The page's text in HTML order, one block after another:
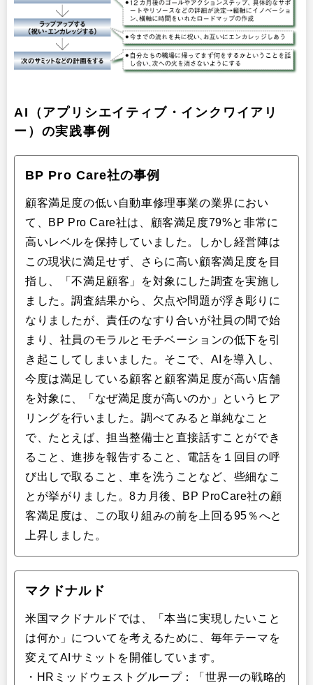
AI（アプリシエイティブ・インクワイアリ
ー）の実践事例
BP Pro Care社の事例
顧客満足度の低い自動車修理事業の業界におい
て、BP Pro Care社は、顧客満足度79%と非常に
高いレベルを保持していました。しかし経営陣は
この現状に満足せず、さらに高い顧客満足度を目
指し、「不満足顧客」を対象にした調査を実施し
ました。調査結果から、欠点や問題が浮き彫りに
なりましたが、責任のなすり合いが社員の間で始
まり、社員のモラルとモチベーションの低下を引
き起こしてしまいました。そこで、AIを導入し、
今度は満足している顧客と顧客満足度が高い店舗
を対象に、「なぜ満足度が高いのか」というヒア
リングを行いました。調べてみると単純なこと
で、たとえば、担当整備士と直接話すことができ
ること、進捗を報告すること、電話を１回目の呼
び出しで取ること、車を洗うことなど、些細なこ
とが挙がりました。8カ月後、BP ProCare社の顧
客満足度は、この取り組みの前を上回る95％へと
上昇しました。
マクドナルド
米国マクドナルドでは、「本当に実現したいこと
は何か」についてを考えるために、毎年テーマを
変えてAIサミットを開催しています。
・HRミッドウェストグループ：「世界一の戦略的